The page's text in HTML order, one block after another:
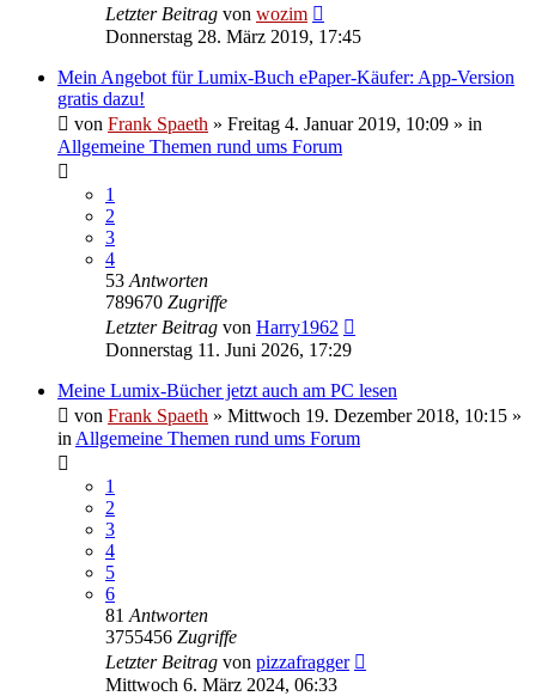
Letzter Beitrag von wozim
Donnerstag 28. März 2019, 17:45
Mein Angebot für Lumix-Buch ePaper-Käufer: App-Version
gratis dazu!
von Frank Spaeth » Freitag 4. Januar 2019, 10:09 » in
Allgemeine Themen rund ums Forum
1
2
3
4
53 Antworten
789670 Zugriffe
Letzter Beitrag von Harry1962
Donnerstag 11. Juni 2026, 17:29
Meine Lumix-Bücher jetzt auch am PC lesen
von Frank Spaeth » Mittwoch 19. Dezember 2018, 10:15 »
in Allgemeine Themen rund ums Forum
1
2
3
4
5
6
81 Antworten
3755456 Zugriffe
Letzter Beitrag von pizzafragger
Mittwoch 6. März 2024, 06:33